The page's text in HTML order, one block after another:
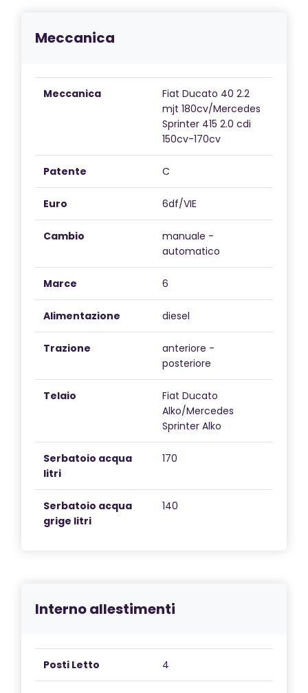
Meccanica
Meccanica
Fiat Ducato 40 2.2
mjt 180cv/Mercedes
Sprinter 415 2.0 cdi
150cv-170cv
Patente C
Euro 6df/VIE
Cambio
manuale -
automatico
Marce 6
Alimentazione diesel
Trazione
anteriore -
posteriore
Telaio
Fiat Ducato
Alko/Mercedes
Sprinter Alko
Serbatoio acqua
litri
170
Serbatoio acqua
grige litri
140
Interno allestimenti
Posti Letto 4